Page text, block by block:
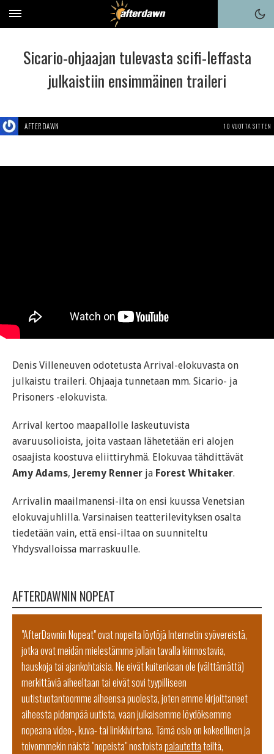
Sicario-ohjaajan tulevasta scifi-leffasta
julkaistiin ensimmäinen traileri
AFTERDAWN 10 VUOTTA SITTEN
Denis Villeneuven odotetusta Arrival-elokuvasta on
julkaistu traileri. Ohjaaja tunnetaan mm. Sicario- ja
Prisoners -elokuvista.
Arrival kertoo maapallolle laskeutuvista
avaruusolioista, joita vastaan lähetetään eri alojen
osaajista koostuva eliittiryhmä. Elokuvaa tähdittävät
Amy Adams, Jeremy Renner ja Forest Whitaker.
Arrivalin maailmanensi-ilta on ensi kuussa Venetsian
elokuvajuhlilla. Varsinaisen teatterilevityksen osalta
tiedetään vain, että ensi-iltaa on suunniteltu
Yhdysvalloissa marraskuulle.
AFTERDAWNIN NOPEAT
"AfterDawnin Nopeat" ovat nopeita löytöjä Internetin syövereistä,
jotka ovat meidän mielestämme jollain tavalla kiinnostavia,
hauskoja tai ajankohtaisia. Ne eivät kuitenkaan ole (välttämättä)
merkittäviä aiheeltaan tai eivät sovi tyypilliseen
uutistuotantoomme aiheensa puolesta, joten emme kirjoittaneet
aiheesta pidempää uutista, vaan julkaisemme löydöksemme
nopeana video-, kuva- tai linkkivirtana. Tämä osio on kokeellinen ja
toivommekin näistä "nopeista" nostoistapalautettateiltä,